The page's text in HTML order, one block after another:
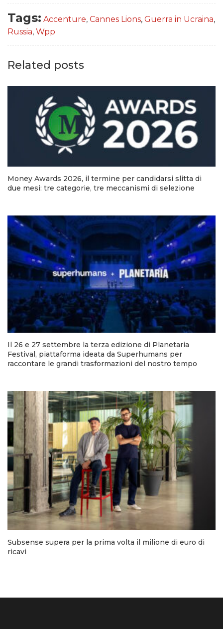
Tags: Accenture, Cannes Lions, Guerra in Ucraina,
Russia, Wpp
Related posts
Money Awards 2026, il termine per candidarsi slitta di
due mesi: tre categorie, tre meccanismi di selezione
Il 26 e 27 settembre la terza edizione di Planetaria
Festival, piattaforma ideata da Superhumans per
raccontare le grandi trasformazioni del nostro tempo
Subsense supera per la prima volta il milione di euro di
ricavi